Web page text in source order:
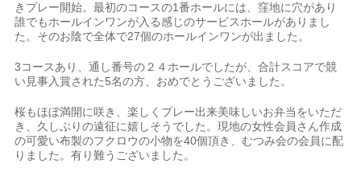
きプレー開始。最初のコースの1番ホールには、窪地に穴があり
誰でもホールインワンが入る感じのサービスホールがありまし
た。そのお陰で全体で27個のホールインワンが出ました。
3コースあり、通し番号の２４ホールでしたが、合計スコアで競
い見事入賞された5名の方、おめでとうございました。
桜もほぼ満開に咲き、楽しくプレー出来美味しいお弁当をいただ
き、久しぶりの遠征に嬉しそうでした。現地の女性会員さん作成
の可愛い布製のフクロウの小物を40個頂き、むつみ会の会員に配
りました。有り難うございました。